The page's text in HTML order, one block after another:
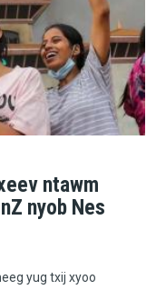
ntawm
nyob Nes
yug txij xyoo